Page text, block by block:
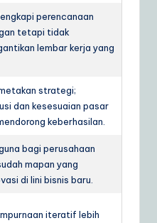
perencanaan
tetapi tidak
lembar kerja yang
strategi;
dan kesesuaian pasar
keberhasilan.
bagi perusahaan
mapan yang
di lini bisnis baru.
iteratif lebih